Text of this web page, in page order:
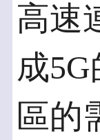
高速
成
區的